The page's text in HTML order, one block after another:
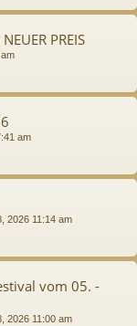
PREIS
am
2026 11:14 am
vom 05. -
2026 11:00 am